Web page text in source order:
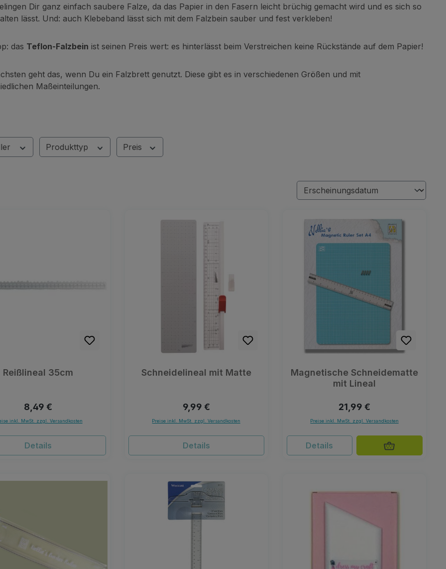
Dir ganz einfach saubere Falze, da das Papier in den Fasern leicht brüchig gemacht wird und es sich so
lässt. Und: auch Klebeband lässt sich mit dem Falzbein sauber und fest verkleben!
das Teflon-Falzbein ist seinen Preis wert: es hinterlässt beim Verstreichen keine Rückstände auf dem Papier!
geht das, wenn Du ein Falzbrett genutzt. Diese gibt es in verschiedenen Größen und mit
Maßeinteilungen.
Produkttyp Preis
Reißlineal 35cm
Regulärer Preis:
8,49 €
inkl. MwSt. zzgl. Versandkosten
Details
Schneidelineal mit Matte
Regulärer Preis:
9,99 €
Preise inkl. MwSt. zzgl. Versandkosten
Details
Magnetische Schneidematte
mit Lineal
Regulärer Preis:
21,99 €
Preise inkl. MwSt. zzgl. Versandkosten
Details